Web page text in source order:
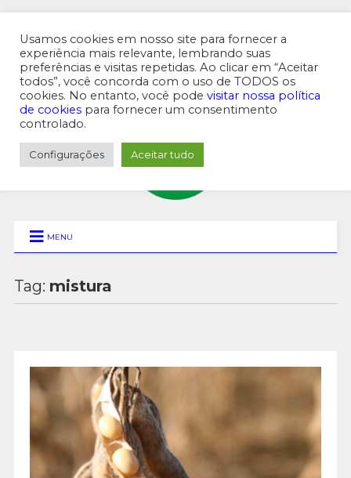
MENU SUPERIOR
MENU
Tag: mistura
Usamos cookies em nosso site para fornecer a
experiência mais relevante, lembrando suas
preferências e visitas repetidas. Ao clicar em “Aceitar
todos”, você concorda com o uso de TODOS os
cookies. No entanto, você pode visitar nossa política
de cookies para fornecer um consentimento
controlado.
Configurações Aceitar tudo